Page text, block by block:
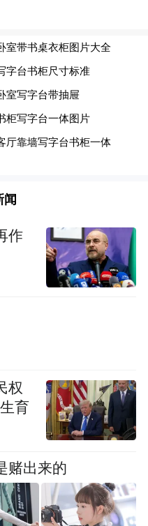
某某在信州区赣东
驾驶机动车的违法
处并依法处罚。但
，仍长期无证驾车
。信州大队通过研
行驶路线，开展专
公安局交通管理支队
某到案处理，针对
吊销期间驾驶机动
闻
作
权
育
赌出来的